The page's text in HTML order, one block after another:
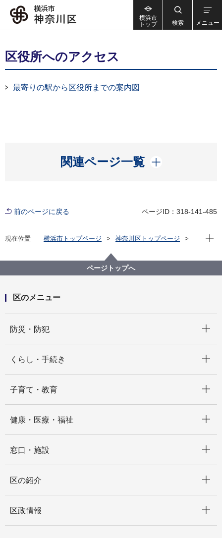
横浜市
トップ
検索 メニュー
区役所へのアクセス
最寄りの駅から区役所までの案内図
関連ページ一覧
開く
前のページに戻る ページID：318-141-485
現在位置 横浜市トップページ
神奈川区トップページ
現在
ページトップへ
区のメニュー
防災・防犯
くらし・手続き
子育て・教育
健康・医療・福祉
窓口・施設
区の紹介
区政情報